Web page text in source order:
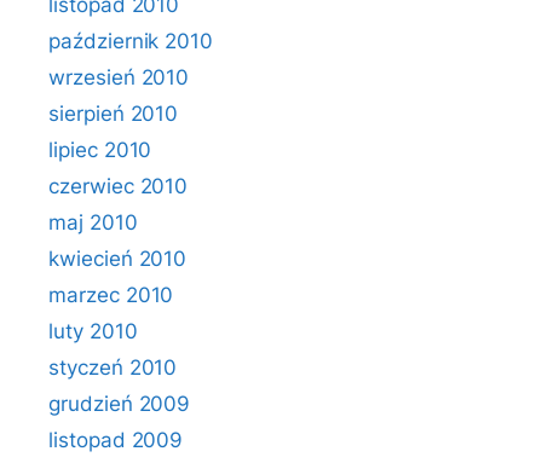
listopad 2010
październik 2010
wrzesień 2010
sierpień 2010
lipiec 2010
czerwiec 2010
maj 2010
kwiecień 2010
marzec 2010
luty 2010
styczeń 2010
grudzień 2009
listopad 2009